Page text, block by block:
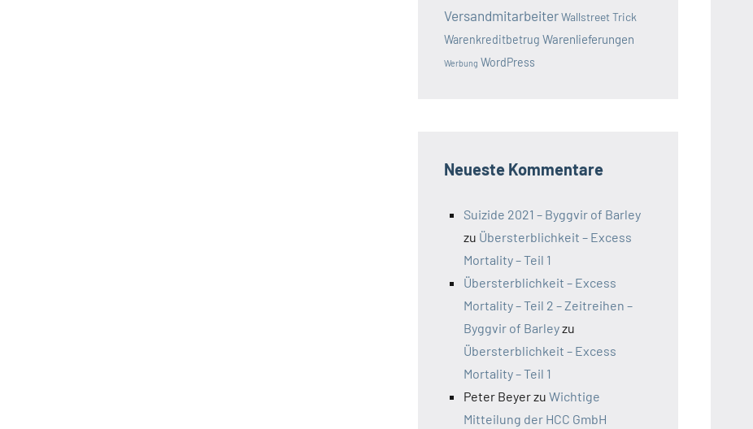
VersandmitarbeiterWallstreet Trick
Warenkreditbetrug Warenlieferungen
Werbung WordPress
Neueste Kommentare
Suizide 2021 – Byggvir of Barley
zu Übersterblichkeit – Excess
Mortality – Teil 1
Übersterblichkeit – Excess
Mortality – Teil 2 – Zeitreihen –
Byggvir of Barleyzu
Übersterblichkeit – Excess
Mortality – Teil 1
Peter Beyerzu Wichtige
Mitteilung der HCC GmbH